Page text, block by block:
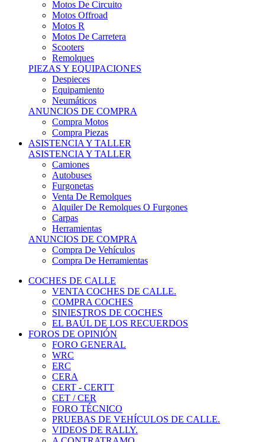
Motos R
Motos De Carretera
Scooters
Remolques
PIEZAS Y EQUIPACIONES
Despieces
Equipamiento
Neumáticos
ANUNCIOS DE COMPRA
Compra Motos
Compra Piezas
ASISTENCIA Y TALLER
ASISTENCIA Y TALLER
Camiones
Autobuses
Furgonetas
Venta De Remolques
Alquiler De Remolques O Furgones
Carpas
Herramientas
ANUNCIOS DE COMPRA
Compra De Vehículos
Compra De Herramientas
COCHES DE CALLE
VENTA COCHES DE CALLE.
COMPRA COCHES
SINIESTROS DE COCHES
EL BAÚL DE LOS RECUERDOS
FOROS DE OPINIÓN
FORO GENERAL
WRC
ERC
CERA
CERT - CERTT
CET / CER
FORO TÉCNICO
PRUEBAS DE VEHÍCULOS DE CALLE.
VIDEOS DE RALLY.
A CONTRATRAMO
TIENDA ONLINE